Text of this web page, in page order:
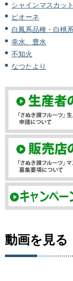
シャインマスカット
ピオーネ
白鳳系品種・白桃
幸水、豊水
不知火
なつたより
動画を見る